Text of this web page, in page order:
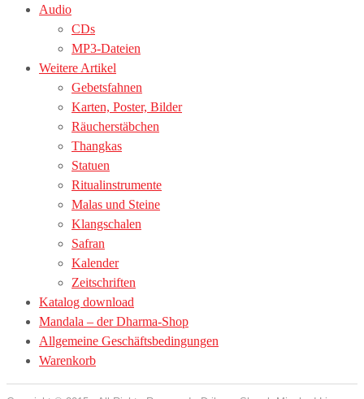
Audio
CDs
MP3-Dateien
Weitere Artikel
Gebetsfahnen
Karten, Poster, Bilder
Räucherstäbchen
Thangkas
Statuen
Ritualinstrumente
Malas und Steine
Klangschalen
Safran
Kalender
Zeitschriften
Katalog download
Mandala – der Dharma-Shop
Allgemeine Geschäftsbedingungen
Warenkorb